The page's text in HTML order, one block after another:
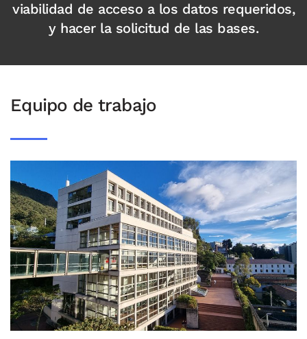
viabilidad de acceso a los datos requeridos,
y hacer la solicitud de las bases.
Equipo de trabajo